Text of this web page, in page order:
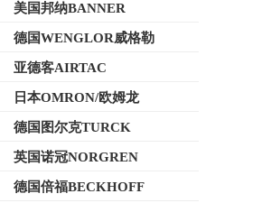
美国邦纳BANNER
德国WENGLOR威格勒
亚德客AIRTAC
日本OMRON/欧姆龙
德国图尔克TURCK
英国诺冠NORGREN
德国倍福BECKHOFF